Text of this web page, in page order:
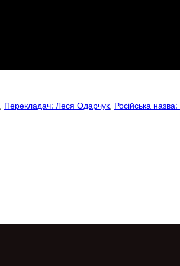
Перекладач: Леся Одарчук Російська